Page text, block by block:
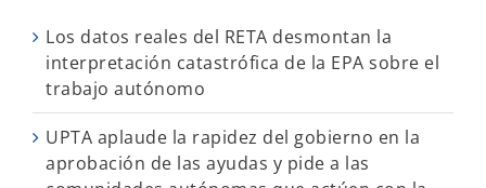
Los datos reales del RETA desmontan la
interpretación catastrófica de la EPA sobre el
trabajo autónomo
UPTA aplaude la rapidez del gobierno en la
aprobación de las ayudas y pide a las